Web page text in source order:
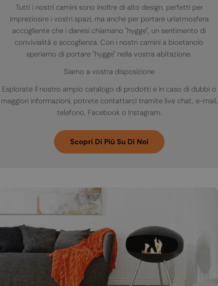
Tutti i nostri camini sono inoltre di alto design, perfetti per
impreziosire i vostri spazi, ma anche per portare un'atmosfera
accogliente che i danesi chiamano "hygge", un sentimento di
convivialità e accoglienza. Con i nostri camini a bioetanolo
speriamo di portare "hygge" nella vostra abitazione.
Siamo a vostra disposizione
Esplorate il nostro ampio catalogo di prodotti e in caso di dubbi o
maggiori informazioni, potrete contattarci tramite live chat, e-mail,
telefono, Facebook o Instagram.
Scopri Di Più Su Di Noi